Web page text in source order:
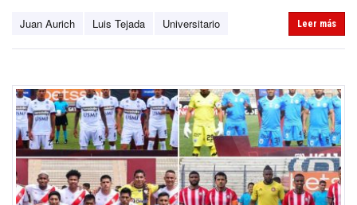
Juan Aurich Luis Tejada Universitario Leer más